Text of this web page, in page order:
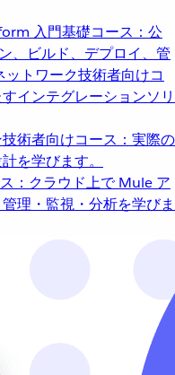
入門基礎コース：公
、ビルド、デプロイ、管
ットワーク技術者向けコ
インテグレーションソリ
技術者向けコース：実際の
を学びます。
：クラウド上で Mule ア
理・監視・分析を学びま